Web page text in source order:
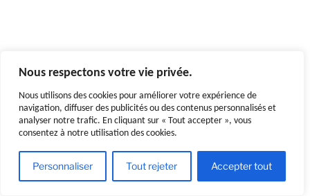
Nous respectons votre vie privée.
Nous utilisons des cookies pour améliorer votre expérience de
navigation, diffuser des publicités ou des contenus personnalisés et
analyser notre trafic. En cliquant sur « Tout accepter », vous
consentez à notre utilisation des cookies.
Personnaliser Tout rejeter Accepter tout